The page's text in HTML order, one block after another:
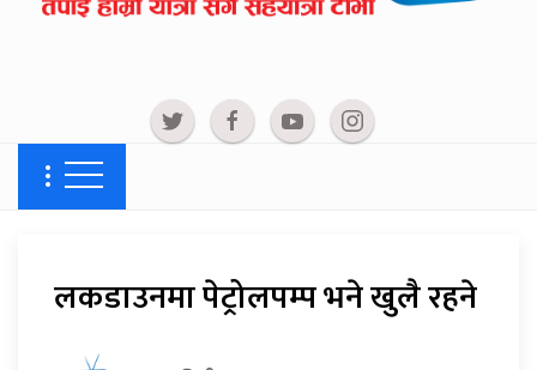
लकडाउनमा पेट्रोलपम्प भने खुलै रहने